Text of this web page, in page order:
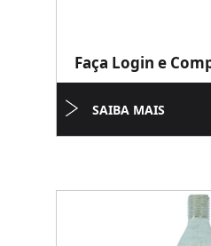
Faça Login e
SAIBA MAIS